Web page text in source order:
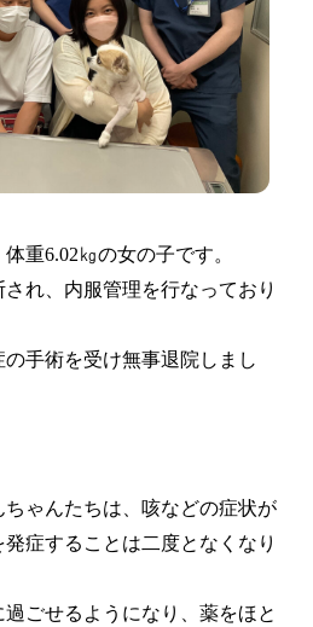
重6.02㎏の女の子です。
れ、内服管理を行なっており
手術を受け無事退院しまし
ゃんたちは、咳などの症状が
症することは二度となくなり
ごせるようになり、薬をほと